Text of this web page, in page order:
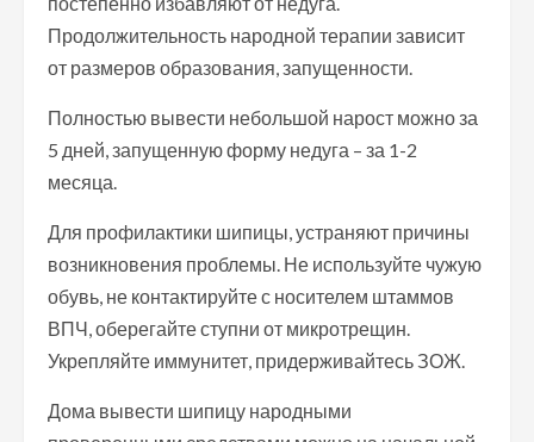
Продолжительность народной терапии зависит
от размеров образования, запущенности.
Полностью вывести небольшой нарост можно за
5 дней, запущенную форму недуга – за 1-2
месяца.
Для профилактики шипицы, устраняют причины
возникновения проблемы. Не используйте чужую
обувь, не контактируйте с носителем штаммов
ВПЧ, оберегайте ступни от микротрещин.
Укрепляйте иммунитет, придерживайтесь ЗОЖ.
Дома вывести шипицу народными